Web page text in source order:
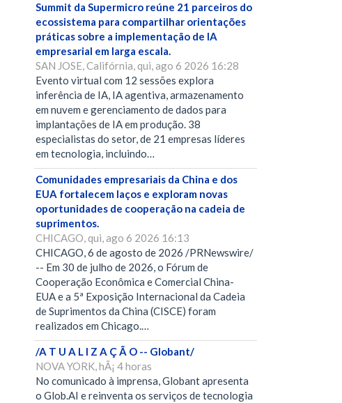
Summit da Supermicro reúne 21 parceiros do
ecossistema para compartilhar orientações
práticas sobre a implementação de IA
empresarial em larga escala.
SAN JOSE, Califórnia, qui, ago 6 2026 16:28
Evento virtual com 12 sessões explora
inferência de IA, IA agentiva, armazenamento
em nuvem e gerenciamento de dados para
implantações de IA em produção. 38
especialistas do setor, de 21 empresas líderes
em tecnologia, incluindo…
Comunidades empresariais da China e dos
EUA fortalecem laços e exploram novas
oportunidades de cooperação na cadeia de
suprimentos.
CHICAGO, qui, ago 6 2026 16:13
CHICAGO, 6 de agosto de 2026 /PRNewswire/
-- Em 30 de julho de 2026, o Fórum de
Cooperação Econômica e Comercial China-
EUA e a 5ª Exposição Internacional da Cadeia
de Suprimentos da China (CISCE) foram
realizados em Chicago.…
/A T U A L I Z A Ç Ã O -- Globant/
NOVA YORK, hÃ¡ 4 horas
No comunicado à imprensa, Globant apresenta
o Glob.AI e reinventa os serviços de tecnologia